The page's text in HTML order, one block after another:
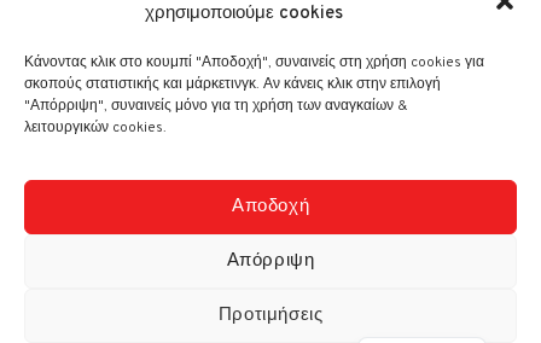
χρησιμοποιούμε cookies
Κάνοντας κλικ στο κουμπί "Αποδοχή", συναινείς στη χρήση cookies για
σκοπούς στατιστικής και μάρκετινγκ. Αν κάνεις κλικ στην επιλογή
"Απόρριψη", συναινείς μόνο για τη χρήση των αναγκαίων &
λειτουργικών cookies.
Αποδοχή
Απόρριψη
Προτιμήσεις
Τηλ.: 210 3416200
Δευ - Παρ: 9:30 - 18:00